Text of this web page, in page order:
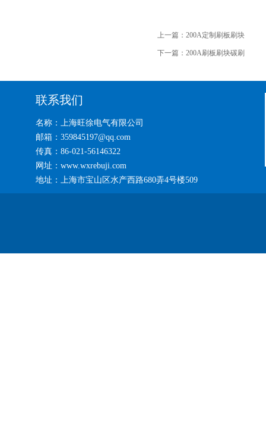
上一篇： 200A定制刷板刷块
下一篇： 200A刷板刷块碳刷
联系我们
名称：上海旺徐电气有限公司
邮箱：359845197@qq.com
传真：86-021-56146322
网址：www.wxrebuji.com
地址：上海市宝山区水产西路680弄4号楼509